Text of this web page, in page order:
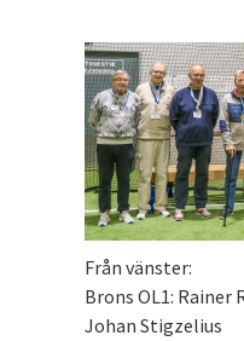
Från vänster:
Brons OL1: Rainer
Johan Stigzelius